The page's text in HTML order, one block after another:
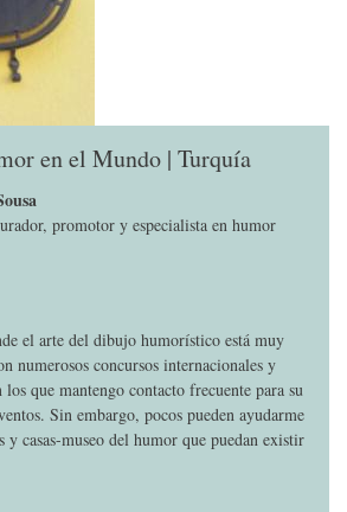
en el Mundo | Turquía
promotor y especialista en humor
el arte del dibujo humorístico está muy
numerosos concursos internacionales y
que mantengo contacto frecuente para su
Sin embargo, pocos pueden ayudarme
y casas-museo del humor que puedan existir